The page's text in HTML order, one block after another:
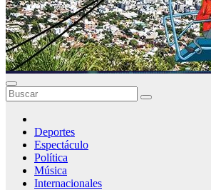
Deportes
Espectáculo
Política
Música
Internacionales